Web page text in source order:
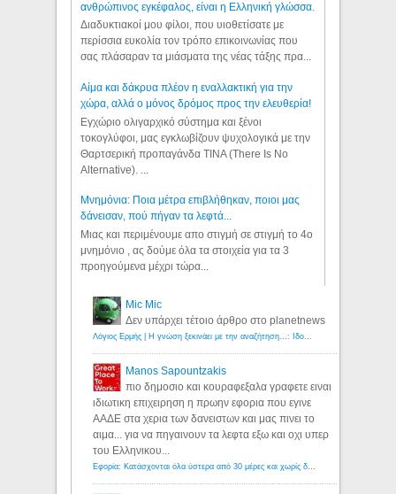
ανθρώπινος εγκέφαλος, είναι η Ελληνική γλώσσα.
Διαδυκτιακοί μου φίλοι, που υιοθετίσατε με
περίσσια ευκολία τον τρόπο επικοινωνίας που
σας πλάσαραν τα μιάσματα της νέας τάξης πρα...
Αίμα και δάκρυα πλέον η εναλλακτική για την
χώρα, αλλά ο μόνος δρόμος προς την ελευθερία!
Εγχώριο ολιγαρχικό σύστημα και ξένοι
τοκογλύφοι, μας εγκλωβίζουν ψυχολογικά με την
Θαρτσερική προπαγάνδα TINA (There Is No
Alternative). ...
Μνημόνια: Ποια μέτρα επιβλήθηκαν, ποιοι μας
δάνεισαν, πού πήγαν τα λεφτά...
Μιας και περιμένουμε απο στιγμή σε στιγμή το 4ο
μνημόνιο , ας δούμε όλα τα στοιχεία για τα 3
προηγούμενα μέχρι τώρα...
Mic Mic
Δεν υπάρχει τέτοιο άρθρο στο planetnews
Λόγιος Ερμής | Η γνώση ξεκινάει με την αναζήτηση...: Ιδού οι 18 που χρωστούν 11 δις ευρώ!
Manos Sapountzakis
πιο δημοσιο και κουραφεξαλα γραφετε ειναι
ιδιωτικη επιχειρηση η πρωην εφορια που εγινε
ΑΑΔΕ στα χερια των δανειστων και μας πινει το
αιμα... για να πηγαινουν τα λεφτα εξω και οχι υπερ
του Ελληνικου...
Εφορία: Κατάσχονται όλα ύστερα από 30 μέρες και χωρίς δικαστικές αποφάσεις - Λόγιος Ερμής